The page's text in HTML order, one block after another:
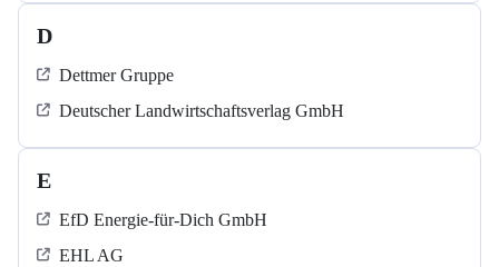
D
Dettmer Gruppe
Deutscher Landwirtschaftsverlag GmbH
E
EfD Energie-für-Dich GmbH
EHL AG